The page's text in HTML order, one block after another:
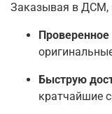
Заказывая в ДСМ,
Быструю
кратчайшие